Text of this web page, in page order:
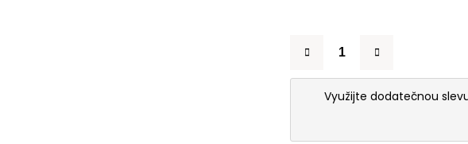
Využijte dodatečnou